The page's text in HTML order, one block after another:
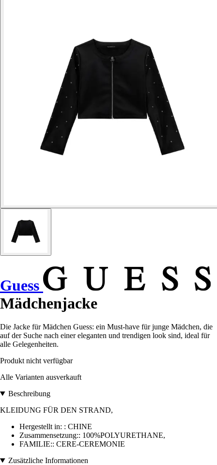
Guess
Mädchenjacke
Die Jacke für Mädchen Guess: ein Must-have für junge Mädchen, die
auf der Suche nach einer eleganten und trendigen look sind, ideal für
alle Gelegenheiten.
Produkt nicht verfügbar
Alle Varianten ausverkauft
Beschreibung
KLEIDUNG FÜR DEN STRAND,
Hergestellt in: : CHINE
Zusammensetzung:: 100%POLYURETHANE,
FAMILIE:: CERE-CEREMONIE
Zusätzliche Informationen